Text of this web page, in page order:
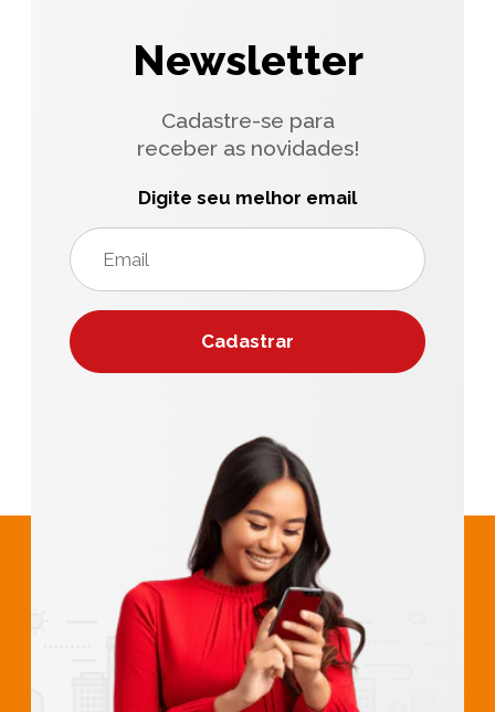
Newsletter
Cadastre-se para
receber as novidades!
Digite seu melhor email